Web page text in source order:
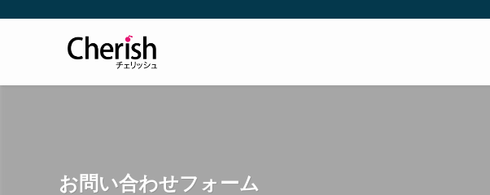
お問い合わせフォーム